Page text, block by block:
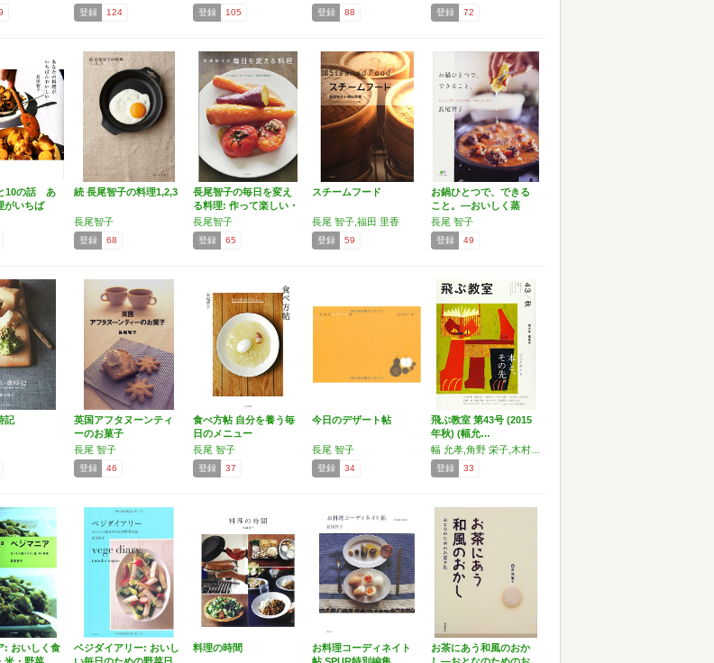
登録 124 登録 105 登録 88 登録 72
10の話 あ
がいちば
続 長尾智子の料理1,2,3
長尾智子
登録 68
長尾智子の毎日を変え
る料理: 作って楽しい・
…
長尾智子
登録 65
スチームフード
長尾 智子,福田 里香
登録 59
お鍋ひとつで、できる
こと。―おいしく蒸
す、こ…
長尾 智子
登録 49
記
英国アフタヌーンティ
ーのお菓子
長尾 智子
登録 46
食べ方帖 自分を養う毎
日のメニュー
長尾 智子
登録 37
今日のデザート帖
長尾 智子
登録 34
飛ぶ教室 第43号 (2015
年秋) (幅允…
登録 33
: おいしく食
ベジダイアリー: おいし
料理の時間
お料理コーディネイト
お茶にあう和風のおか